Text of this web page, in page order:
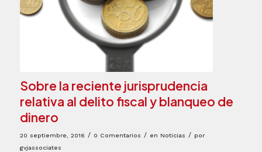
Sobre la reciente jurisprudencia
relativa al delito fiscal y blanqueo de
dinero
20 septiembre, 2016 / 0 Comentarios / en Noticias / por
gvjassociates